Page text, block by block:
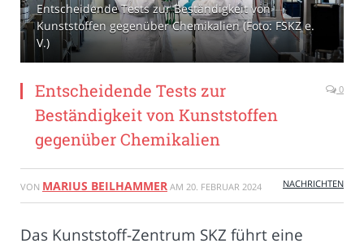
Entscheidende Tests zur Beständigkeit von
Kunststoffen gegenüber Chemikalien (Foto: FSKZ e.
V.)
Entscheidende Tests zur
Beständigkeit von Kunststoffen
gegenüber Chemikalien
0
VON MARIUS BEILHAMMER AM 20. FEBRUAR 2024 NACHRICHTEN
Das Kunststoff-Zentrum SKZ führt eine